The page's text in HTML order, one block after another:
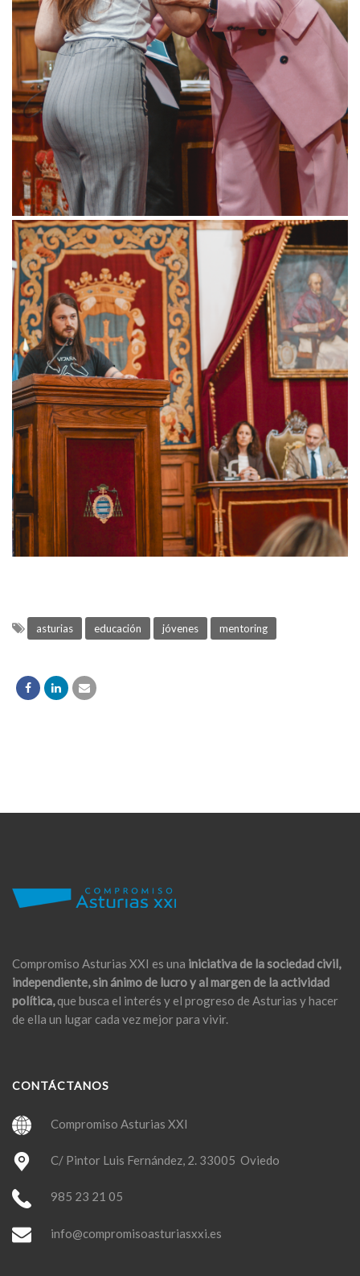
asturias educación jóvenes mentoring
Compromiso Asturias XXI es una iniciativa de la sociedad civil,
independiente, sin ánimo de lucro y al margen de la actividad
política,que busca el interés y el progreso de Asturias y hacer
de ella un lugar cada vez mejor para vivir.
CONTÁCTANOS
Compromiso Asturias XXI
C/ Pintor Luis Fernández, 2. 33005 Oviedo
985 23 21 05
info@compromisoasturiasxxi.es